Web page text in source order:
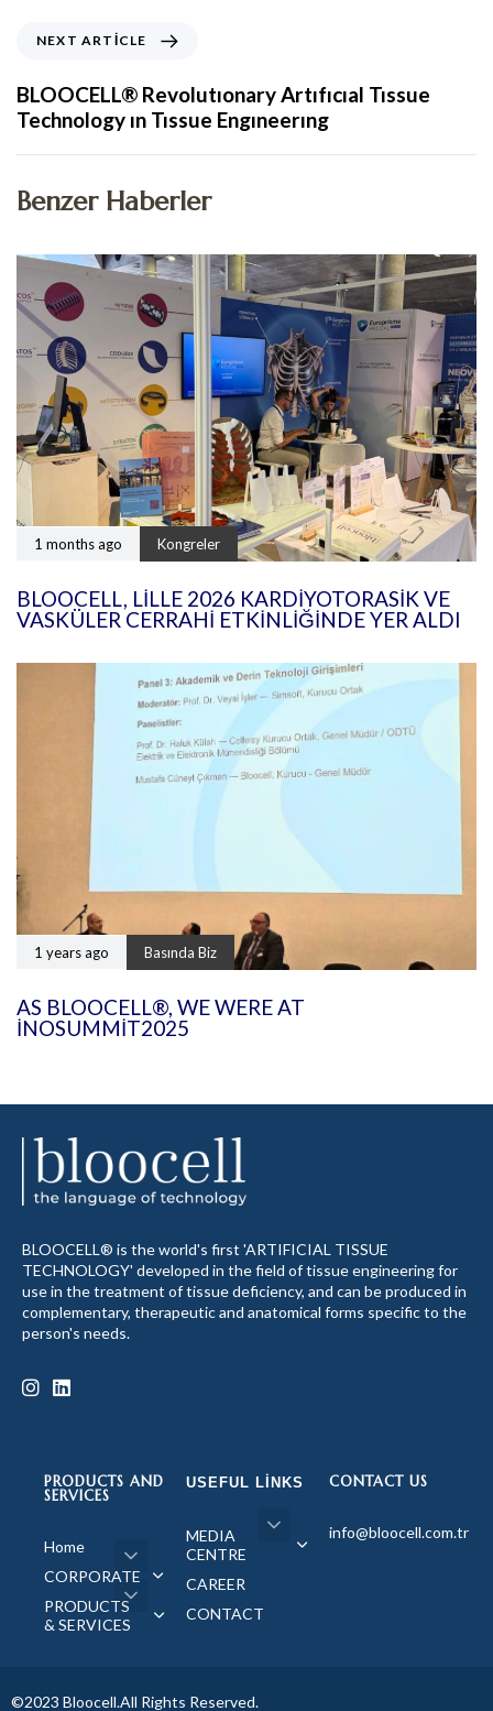
NEXT ARTICLE
BLOOCELL® Revolutıonary Artıfıcıal Tıssue
Technology ın Tıssue Engıneerıng
Benzer Haberler
1 months ago Kongreler
BLOOCELL, LILLE 2026 KARDIYOTORASIK VE
VASKÜLER CERRAHI ETKINLIĞINDE YER ALDI
1 years ago Basında Biz
AS BLOOCELL®, WE WERE AT
INOSUMMIT2025
BLOOCELL® is the world's first 'ARTIFICIAL TISSUE
TECHNOLOGY' developed in the field of tissue engineering for
use in the treatment of tissue deficiency, and can be produced in
complementary, therapeutic and anatomical forms specific to the
person's needs.
PRODUCTS AND
SERVICES
Home
CORPORATE
PRODUCTS
& SERVICES
USEFUL LINKS
MEDIA
CENTRE
CAREER
CONTACT
CONTACT US
info@bloocell.com.tr
©2023 Bloocell.All Rights Reserved.